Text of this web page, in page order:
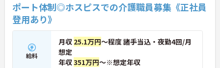
を超えているため急な勤務変更が発生しにくく、あ
らかじめ決められた訪問予定表に沿って規則正しく
働けます。入職後は現場スタッフによるお一人おひ
とりに合わせた個別のOJT研修が実施されます。eラ
ーニングも導入されており、多職種と連携しながら
専門性を着実に深めていける環境が用意されていま
す。
ポート体制◎ホスピスでの介護職員募集《正社員
登用あり》
給料
月収 25.1万円～程度 諸手当込・夜勤4回/月
想定
年収351万円～※想定年収